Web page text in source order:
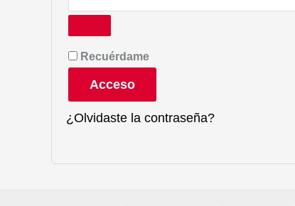
Recuérdame
Acceso
¿Olvidaste la contraseña?